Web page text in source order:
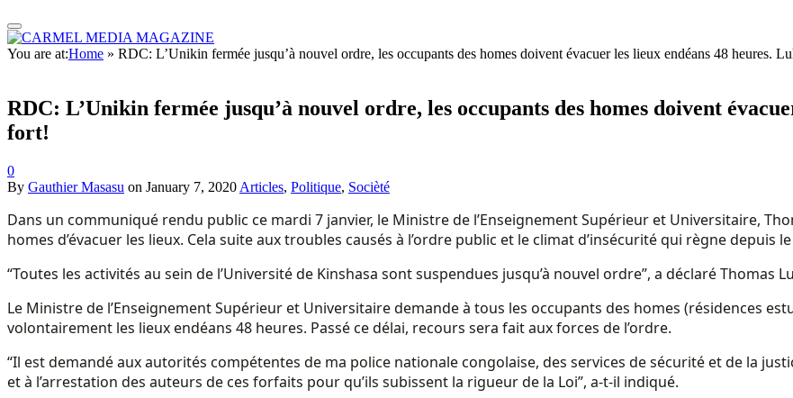
You are at:Home » RDC: L’Unikin fermée jusqu’à nouvel ordre, les occupants des homes doivent évacuer les lieux endéans 48 heures.
RDC: L’Unikin fermée jusqu’à nouvel ordre, les occupants des homes doivent
fort!
0
By Gauthier Masasu on January 7, 2020 Articles, Politique, Socièté
Dans un communiqué rendu public ce mardi 7 janvier, le Ministre de l’Enseignement Supérieur et Universitaire,
homes d’évacuer les lieux. Cela suite aux troubles causés à l’ordre public et le climat d’insécurité qui règne depuis
“Toutes les activités au sein de l’Université de Kinshasa sont suspendues jusqu’à nouvel ordre”, a déclaré Thomas
Le Ministre de l’Enseignement Supérieur et Universitaire demande à tous les occupants des homes (résidences
volontairement les lieux endéans 48 heures. Passé ce délai, recours sera fait aux forces de l’ordre.
“Il est demandé aux autorités compétentes de ma police nationale congolaise, des services de sécurité et de la
et à l’arrestation des auteurs de ces forfaits pour qu’ils subissent la rigueur de la Loi”, a-t-il indiqué.